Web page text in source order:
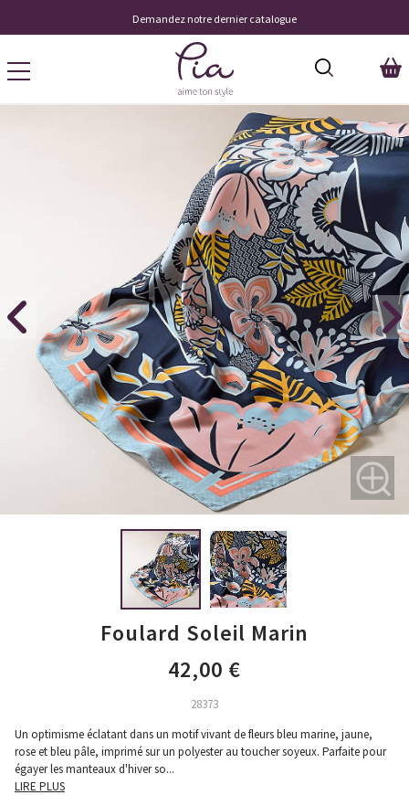
Demandez notre dernier catalogue
Foulard Soleil Marin
42,00 €
28373
Un optimisme éclatant dans un motif vivant de fleurs bleu marine, jaune,
rose et bleu pâle, imprimé sur un polyester au toucher soyeux. Parfaite pour
égayer les manteaux d'hiver so...
LIRE PLUS